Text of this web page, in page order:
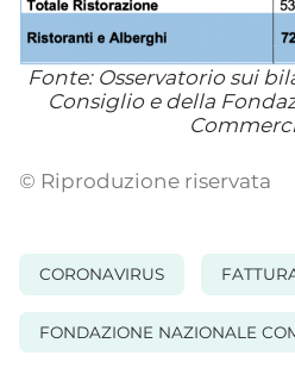
Fonte: Osservatorio sui
Consiglio e della
© Riproduzione riservata
CORONAVIRUS
FONDAZIONE NAZIONALE